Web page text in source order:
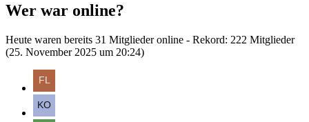
Wer war online?
Heute waren bereits 31 Mitglieder online - Rekord: 222 Mitglieder
(25. November 2025 um 20:24)